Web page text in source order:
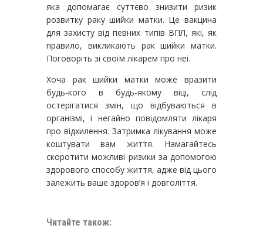
яка допомагає суттєво знизити ризик
розвитку раку шийки матки. Це вакцина
для захисту від певних типів ВПЛ, які, як
правило, викликають рак шийки матки.
Поговоріть зі своїм лікарем про неї.
Хоча рак шийки матки може вразити
будь-кого в будь-якому віці, слід
остерігатися змін, що відбуваються в
організмі, і негайно повідомляти лікаря
про відхилення. Затримка лікування може
коштувати вам життя. Намагайтесь
скоротити можливі ризики за допомогою
здорового способу життя, адже від цього
залежить ваше здоров’я і довголіття.
Читайте також: